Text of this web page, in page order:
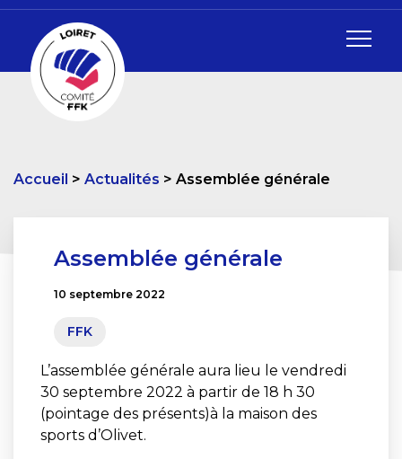
Accueil Actualités Assemblée générale
Assemblée générale
10 septembre 2022
FFK
L’assemblée générale aura lieu le vendredi
30 septembre 2022 à partir de 18 h 30
(pointage des présents)à la maison des
sports d’Olivet.